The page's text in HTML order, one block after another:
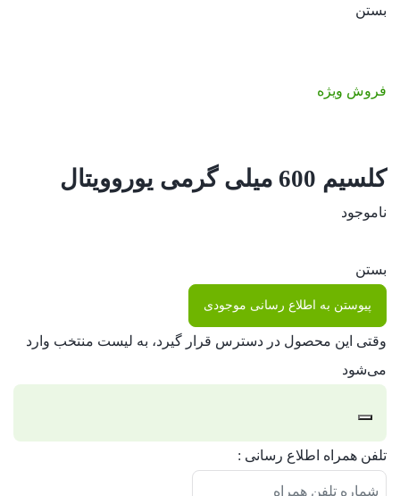
بستن
فروش ویژه
کلسیم 600 میلی گرمی یوروویتال
ناموجود
بستن
پیوستن به اطلاع رسانی موجودی
وقتی این محصول در دسترس قرار گیرد، به لیست منتخب وارد
می‌شود
کردن
اعلان
تلفن همراه اطلاع رسانی :